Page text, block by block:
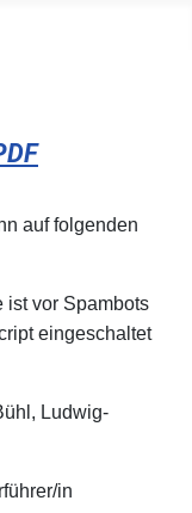
auf folgenden
ist vor Spambots
eingeschaltet
Ludwig-
in